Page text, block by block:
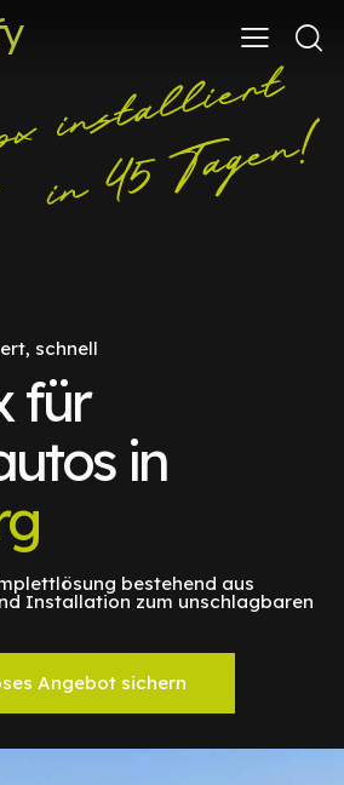
schnell
für
in
bestehend aus
Installation zum unschlagbaren
Angebot sichern